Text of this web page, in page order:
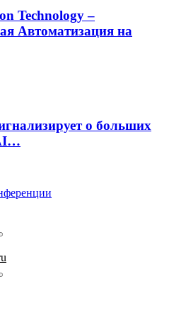
Technology –
Автоматизация на
о больших